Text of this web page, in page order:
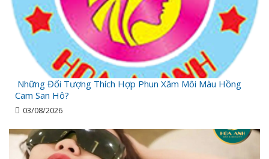
Những Đối Tượng Thích Hợp Phun Xăm Môi Màu Hồng
Cam San Hô?
03/08/2026